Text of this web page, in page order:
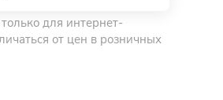
для интернет-
от цен в розничных